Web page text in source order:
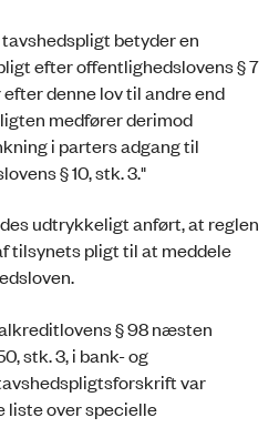
betyder en
efter offentlighedslovens § 7
denne lov til andre end
medfører derimod
i parters adgang til
§ 10, stk. 3."
udtrykkeligt anført, at reglen
tilsynets pligt til at meddele
§ 98 næsten
stk. 3, i bank- og
var
liste over specielle